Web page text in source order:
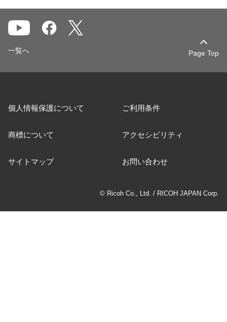
Page Top
一覧へ
個人情報保護について ご利用条件
商標について アクセシビリティ
サイトマップ お問い合わせ
© Ricoh Co., Ltd. / RICOH JAPAN Corp.